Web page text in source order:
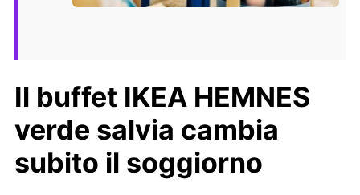
Il buffet IKEA HEMNES
verde salvia cambia
subito il soggiorno